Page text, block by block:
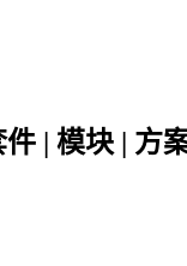
| 模块 | 方